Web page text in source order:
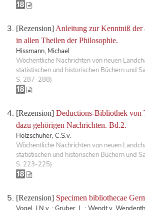
[Rezension] Anleitung zur Kenntniß der
in allen Theilen der Philosophie.
Hissmann, Michael
Wöchentliche Nachrichten von neuen
statistischen und historischen Büchern und
S. 287-288)
[Rezension] Deductions-Bibliothek von
dazu gehörigen Nachrichten. Bd.2.
Holzschuher, C.S.v.
Wöchentliche Nachrichten von neuen
statistischen und historischen Büchern und
S. 223-225)
[Rezension] Specimen bibliothecae